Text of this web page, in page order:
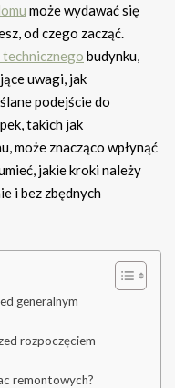
może wydawać się
od czego zacząć.
technicznego budynku,
uwagi, jak
podejście do
takich jak
może znacząco wpłynąć
jakie kroki należy
i bez zbędnych
generalnym
rozpoczęciem
remontowych?